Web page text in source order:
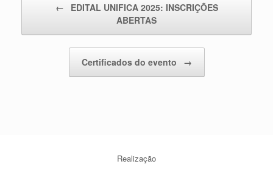
←
EDITAL UNIFICA 2025: INSCRIÇÕES
ABERTAS
Certificados do evento →
Realização